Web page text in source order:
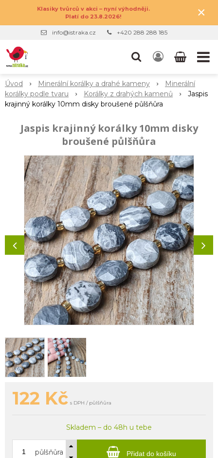
Klasiky tvůrců v akci – nyní výhodněji.
Platí do 23.8.2026!
×
info@istraka.cz +420 288 288 185
Úvod Minerální korálky a drahé kameny
Minerální
korálky podle tvaru
Korálky z drahých kamenů
Jaspis
krajinný korálky 10mm disky broušené půlšňůra
Jaspis krajinný korálky 10mm disky
broušené půlšňůra
122 Kč s DPH / půlšňůra
Skladem – do 48h u tebe
půlšňůra Přidat do košíku